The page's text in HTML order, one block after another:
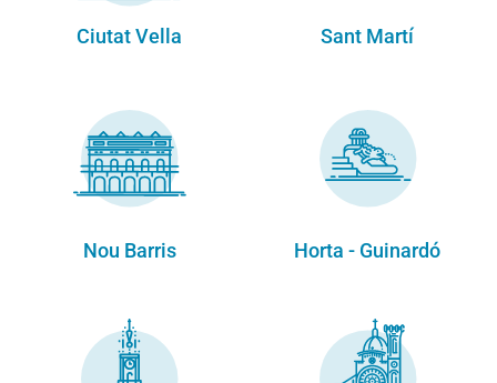
Ciutat Vella Sant Martí
Nou Barris Horta - Guinardó